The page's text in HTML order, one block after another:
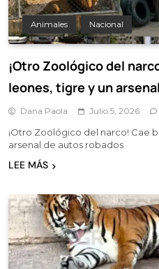
Animales Nacional
¡Otro Zoológico del
leones, tigre y un
Dana Paola Julio 5, 2026
¡Otro Zoológico del narco! Cae
arsenal de autos robados
LEE MÁS